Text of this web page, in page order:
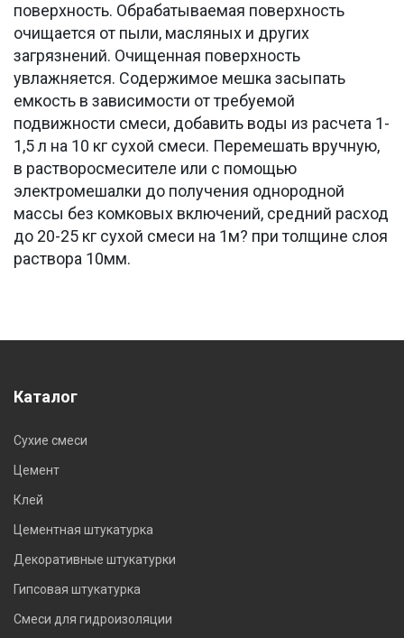
поверхность. Обрабатываемая поверхность
очищается от пыли, масляных и других
загрязнений. Очищенная поверхность
увлажняется. Содержимое мешка засыпать
емкость в зависимости от требуемой
подвижности смеси, добавить воды из расчета 1-
1,5 л на 10 кг сухой смеси. Перемешать вручную,
в растворосмесителе или с помощью
электромешалки до получения однородной
массы без комковых включений, средний расход
до 20-25 кг сухой смеси на 1м? при толщине слоя
раствора 10мм.
Каталог
Сухие смеси
Цемент
Клей
Цементная штукатурка
Декоративные штукатурки
Гипсовая штукатурка
Смеси для гидроизоляции